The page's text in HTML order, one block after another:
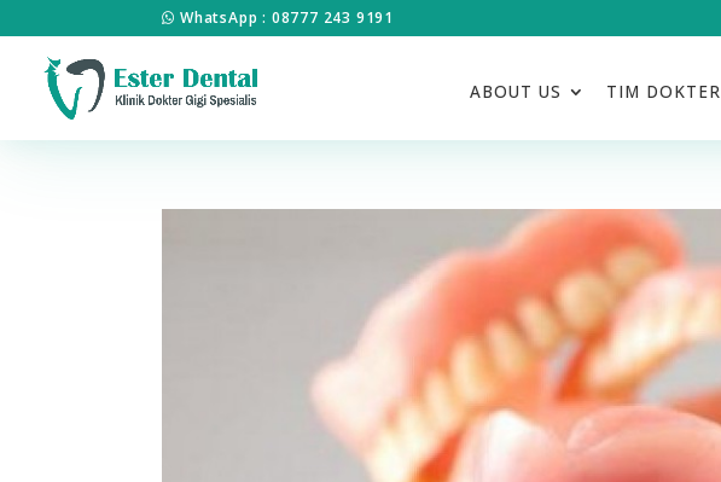
WhatsApp : 08777 243 9191
ABOUT US TIM DOKTER